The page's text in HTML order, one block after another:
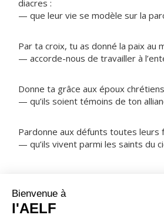
diacres :
— que leur vie se modèle sur la
Par ta croix, tu as donné la paix au
— accorde-nous de travailler à
Donne ta grâce aux époux
— qu’ils soient témoins de ton
Pardonne aux défunts toutes leurs
— qu’ils vivent parmi les saints du
ORAISON